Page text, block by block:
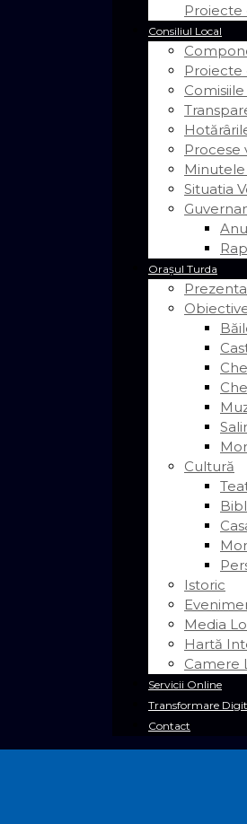
Proiecte
Consiliul Local
Proiecte
Procese
Situatia
Orașul Turda
Cultură
Istoric
Media
Hartă
Camere
Servicii Online
Transformare
Contact